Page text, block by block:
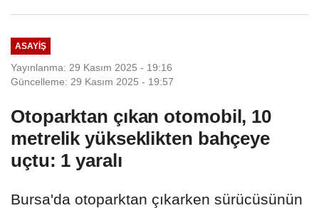
ASAYIŞ
Yayınlanma: 29 Kasım 2025 - 19:16
Güncelleme: 29 Kasım 2025 - 19:57
Otoparktan çıkan otomobil, 10
metrelik yükseklikten bahçeye
uçtu: 1 yaralı
Bursa'da otoparktan çıkarken sürücüsünün